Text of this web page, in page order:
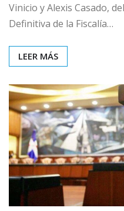
Vinicio y Alexis Casado,
Definitiva de la Fiscalía…
LEER MÁS